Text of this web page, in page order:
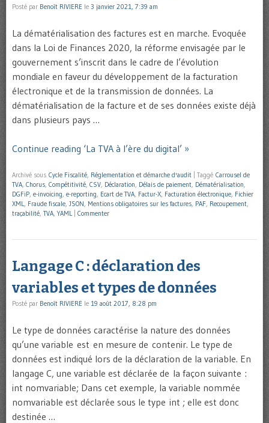
Posté par Benoît RIVIERE le 3 janvier 2021, 7:39 am
La dématérialisation des factures est en marche. Evoquée
dans la Loi de Finances 2020, la réforme envisagée par le
gouvernement s’inscrit dans le cadre de l’évolution
mondiale en faveur du développement de la facturation
électronique et de la transmission de données. La
dématérialisation de la facture et de ses données existe déjà
dans plusieurs pays …
Continue reading ‘La TVA à l’ère du digital’ »
Archivé sous Cycle Fiscalité, Réglementation et démarche d'audit Taggé Carrousel de
TVA, Chorus, Compétitivité, CSV, Déclaration, Délais de paiement, Dématérialisation,
DGFiP, e-invoicing, e-reporting, Ecart de TVA, Factur-X, Facturation électronique, Fichier
XML, Fraude fiscale, JSON, Mentions obligatoires sur les factures, PAF, Recoupement,
traçabilité, TVA,YAML Commenter
Langage C : déclaration des
variables et types de données
Posté par Benoît RIVIERE le 19 août 2017, 8:28 pm
Le type de données caractérise la nature des données
qu’une variable est en mesure de contenir. Le type de
données est indiqué lors de la déclaration de la variable. En
langage C, une variable est déclarée de la façon suivante :
int nomvariable; Dans cet exemple, la variable nommée
nomvariable est déclarée sous le type int ; elle est donc
destinée …